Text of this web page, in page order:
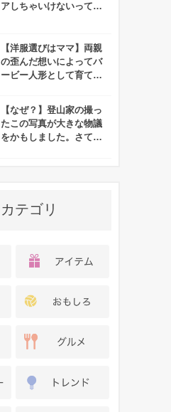
アしちゃいけないって知
【洋服選びはママ】両親
の歪んだ想いによってバ
ービー人形として育てら
【なぜ？】登山家の撮っ
たこの写真が大きな物議
をかもしました。さて、
カテゴリ